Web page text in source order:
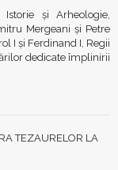
și Arheologie,
Mergeani și Petre
I și Ferdinand I, Regii
dedicate împlinirii